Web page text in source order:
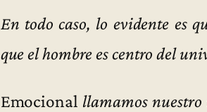
En todo caso, lo evidente es
que el hombre es centro del
Emocional llamamos nuestro